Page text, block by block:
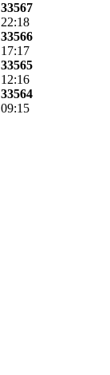
33567
22:18
33566
17:17
33565
12:16
33564
09:15